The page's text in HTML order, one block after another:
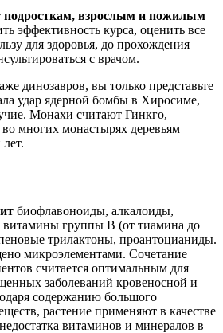
подросткам, взрослым и пожилым
эффективность курса, оценить все
для здоровья, до прохождения
с врачом.
динозавров, вы только представьте
удар ядерной бомбы в Хиросиме,
Монахи считают Гинкго,
многих монастырях деревьям
биофлавоноиды, алкалоиды,
витамины группы B (от тиамина до
трилактоны, проантоцианиды.
микроэлементами. Сочетание
считается оптимальным для
заболеваний кровеносной и
содержанию большого
растение применяют в качестве
витаминов и минералов в